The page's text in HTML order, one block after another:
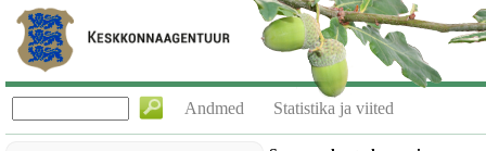
Andmed Statistika ja viited